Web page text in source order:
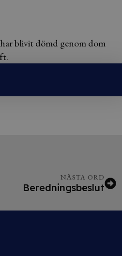
blivit dömd genom dom
NÄSTA ORD
Beredningsbeslut